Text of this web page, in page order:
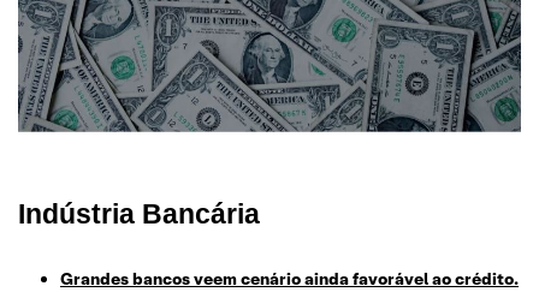
Indústria Bancária
Grandes bancos veem cenário ainda favorável ao crédito.